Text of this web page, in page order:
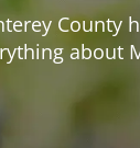
County
about
class wine
wine.” – Al
money som